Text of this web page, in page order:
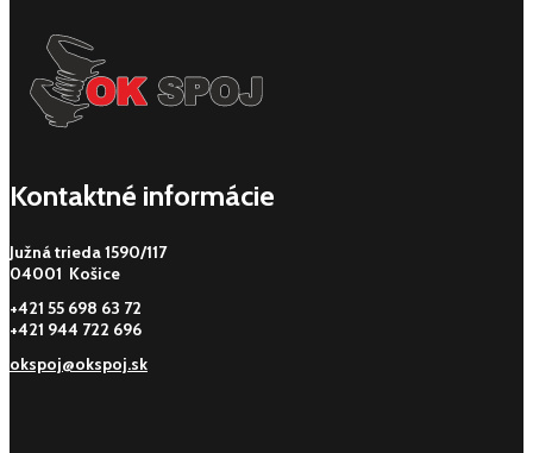
Kontaktné informácie
Južná trieda 1590/117
04001 Košice
+421 55 698 63 72
+421 944 722 696
okspoj@okspoj.sk